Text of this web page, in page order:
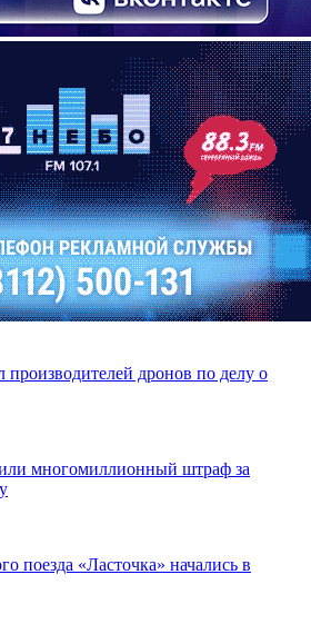
производителей дронов по делу о
многомиллионный штраф за
поезда «Ласточка» начались в